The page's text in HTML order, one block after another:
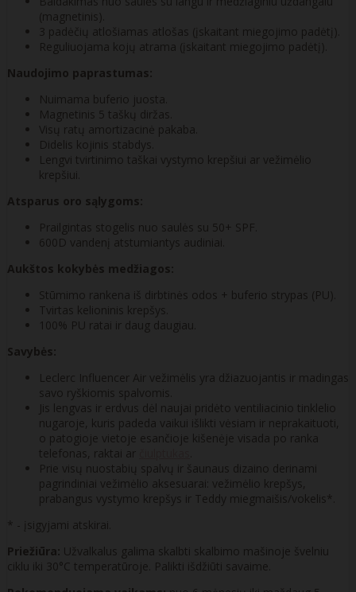
(magnetinis).
3 padėčių atlošiamas atlošas (įskaitant miegojimo padėtį).
Reguliuojama kojų atrama (įskaitant miegojimo padėtį).
Naudojimo paprastumas:
Nuimama buferio juosta.
Magnetinis 5 taškų diržas.
Visų ratų amortizacinė pakaba.
Didelis kojinis stabdys.
Lengvi tvirtinimo taškai vystymo krepšiui ar vežimėlio
krepšiui.
Atsparus oro sąlygoms:
Prailgintas stogelis nuo saulės su 50+ SPF.
600D vandenį atstumiantys audiniai.
Aukštos kokybės medžiagos:
Stūmimo rankena iš dirbtinės odos + buferio strypas (PU).
Tvirtas kelioninis krepšys.
100% PU ratai ir daug daugiau.
Savybės:
Leclerc Influencer Air vežimėlis yra džiazuojantis ir madingas
savo ryškiomis spalvomis.
Jis lengvas ir erdvus dėl naujai pridėto ventiliacinio tinklelio
nugaroje, kuris padeda vaikui išlikti vėsiam ir neprakaituoti,
o patogioje vietoje esančioje kišenėje visada po ranka
telefonas, raktai ar
Prie visų nuostabių spalvų ir šaunaus dizaino derinami
pagrindiniai vežimėlio aksesuarai: vežimėlio krepšys,
prabangus vystymo krepšys ir Teddy miegmaišis/vokelis*.
* - įsigyjami atskirai.
Priežiūra: Užvalkalus galima skalbti skalbimo mašinoje švelniu
ciklu iki 30°C temperatūroje. Palikti išdžiūti savaime.